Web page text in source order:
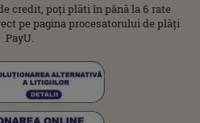
credit, poți plăti în până la 6 rate
pe pagina procesatorului de plăți
PayU.